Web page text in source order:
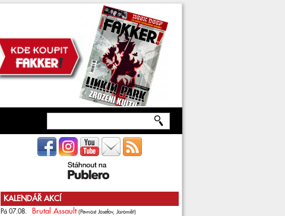
KALENDÁŘ AKCÍ
Pá 07.08. Brutal Assault (Pevnost Josefov, Jaroměř)